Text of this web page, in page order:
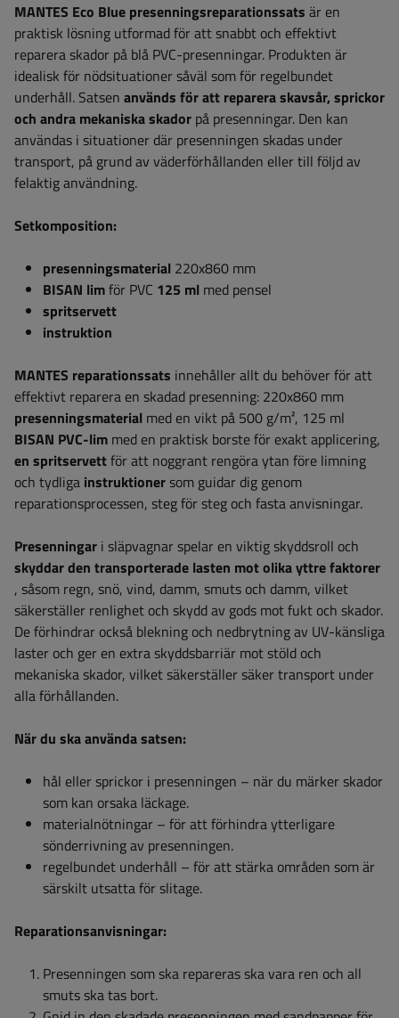
MANTES Eco Blue presenningsreparationssats är en
praktisk lösning utformad för att snabbt och effektivt
reparera skador på blå PVC-presenningar. Produkten är
idealisk för nödsituationer såväl som för regelbundet
underhåll. Satsen används för att reparera skavsår, sprickor
och andra mekaniska skador på presenningar. Den kan
användas i situationer där presenningen skadas under
transport, på grund av väderförhållanden eller till följd av
felaktig användning.
Setkomposition:
presenningsmaterial 220x860 mm
BISAN limför PVC 125 ml med pensel
spritservett
instruktion
MANTES reparationssats innehåller allt du behöver för att
effektivt reparera en skadad presenning: 220x860 mm
presenningsmaterial med en vikt på 500 g/m², 125 ml
BISAN PVC-lim med en praktisk borste för exakt applicering,
en spritservettför att noggrant rengöra ytan före limning
och tydliga instruktionersom guidar dig genom
reparationsprocessen, steg för steg och fasta anvisningar.
Presenningar i släpvagnar spelar en viktig skyddsroll och
skyddar den transporterade lasten mot olika yttre faktorer
, såsom regn, snö, vind, damm, smuts och damm, vilket
säkerställer renlighet och skydd av gods mot fukt och skador.
De förhindrar också blekning och nedbrytning av UV-känsliga
laster och ger en extra skyddsbarriär mot stöld och
mekaniska skador, vilket säkerställer säker transport under
alla förhållanden.
När du ska använda satsen:
hål eller sprickor i presenningen – när du märker skador
som kan orsaka läckage.
materialnötningar – för att förhindra ytterligare
sönderrivning av presenningen.
regelbundet underhåll – för att stärka områden som är
särskilt utsatta för slitage.
Reparationsanvisningar:
Presenningen som ska repareras ska vara ren och all
smuts ska tas bort.